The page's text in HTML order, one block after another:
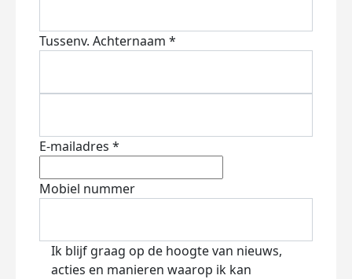
Tussenv. Achternaam *
E-mailadres *
Mobiel nummer
Ik blijf graag op de hoogte van nieuws,
acties en manieren waarop ik kan